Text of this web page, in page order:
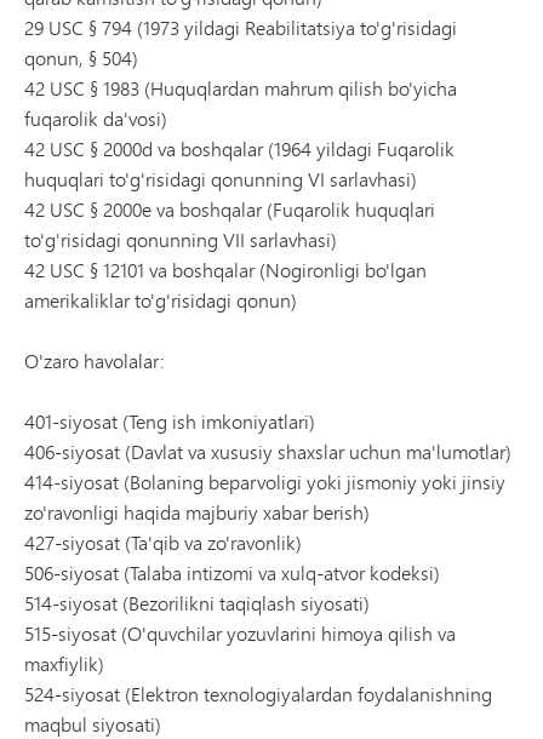
29 USC § 794 (1973 yildagi Reabilitatsiya to'g'risidagi
qonun, § 504)
42 USC § 1983 (Huquqlardan mahrum qilish bo'yicha
fuqarolik da'vosi)
42 USC § 2000d va boshqalar (1964 yildagi Fuqarolik
huquqlari to'g'risidagi qonunning VI sarlavhasi)
42 USC § 2000e va boshqalar (Fuqarolik huquqlari
to'g'risidagi qonunning VII sarlavhasi)
42 USC § 12101 va boshqalar (Nogironligi bo'lgan
amerikaliklar to'g'risidagi qonun)
O'zaro havolalar:
401-siyosat (Teng ish imkoniyatlari)
406-siyosat (Davlat va xususiy shaxslar uchun ma'lumotlar)
414-siyosat (Bolaning beparvoligi yoki jismoniy yoki jinsiy
zo'ravonligi haqida majburiy xabar berish)
427-siyosat (Ta'qib va ​​zo'ravonlik)
506-siyosat (Talaba intizomi va xulq-atvor kodeksi)
514-siyosat (Bezorilikni taqiqlash siyosati)
515-siyosat (O'quvchilar yozuvlarini himoya qilish va
maxfiylik)
524-siyosat (Elektron texnologiyalardan foydalanishning
maqbul siyosati)